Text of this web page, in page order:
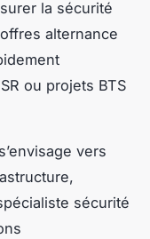
la sécurité
alternance
ou projets BTS
vers
sécurité